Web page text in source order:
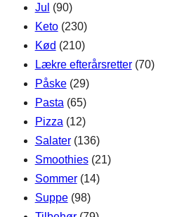
Jul (90)
Keto(230)
Kød (210)
Lækre efterårsretter(70)
Påske(29)
Pasta (65)
Pizza (12)
Salater(136)
Smoothies(21)
Sommer(14)
Suppe(98)